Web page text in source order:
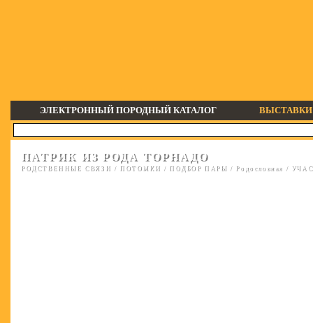
ЭЛЕКТРОННЫЙ ПОРОДНЫЙ КАТАЛОГ ВЫСТАВКИ
ПАТРИК ИЗ РОДА ТОРНАДО
РОДСТВЕННЫЕ СВЯЗИ / ПОТОМКИ / ПОДБОР ПАРЫ / Родословная /